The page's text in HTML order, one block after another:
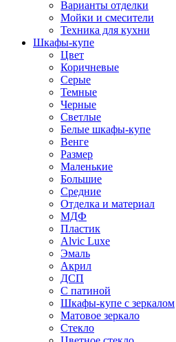
Варианты отделки
Мойки и смесители
Техника для кухни
Шкафы-купе
Цвет
Коричневые
Серые
Темные
Черные
Светлые
Белые шкафы-купе
Венге
Размер
Маленькие
Большие
Средние
Отделка и материал
МДФ
Пластик
Alvic Luxe
Эмаль
Акрил
ДСП
С патиной
Шкафы-купе с зеркалом
Матовое зеркало
Стекло